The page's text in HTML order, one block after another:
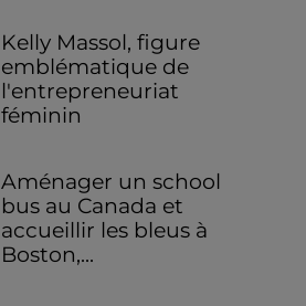
Kelly Massol, figure
emblématique de
l'entrepreneuriat
féminin
Aménager un school
bus au Canada et
accueillir les bleus à
Boston,...